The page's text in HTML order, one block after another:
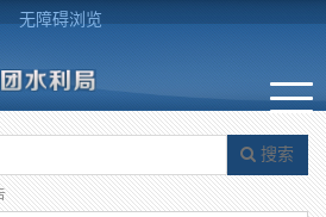
无障碍浏览
搜索